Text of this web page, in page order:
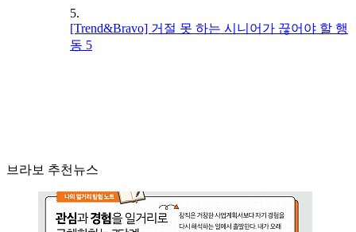
5.
[Trend&Bravo] 거절 못 하는 시니어가 끊어야 할 행
동 5
브라보 추천뉴스